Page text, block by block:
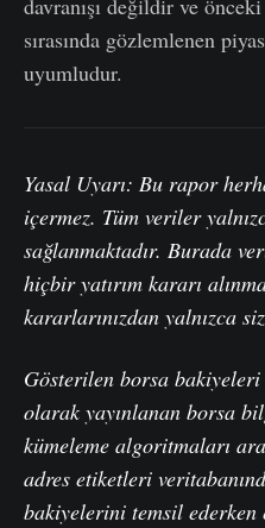
davranışı değildir ve
sırasında gözlemlenen
uyumludur.
Yasal Uyarı: Bu rapor
içermez. Tüm veriler
sağlanmaktadır. Burada
hiçbir yatırım kararı
kararlarınızdan yalnızca
Gösterilen borsa
olarak yayınlanan borsa
kümeleme algoritmaları
adres etiketleri
bakiyelerini temsil ederken